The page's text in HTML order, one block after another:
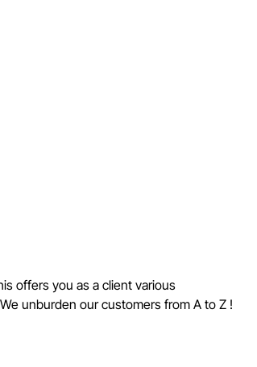
offers you as a client various
unburden our customers from A to Z !